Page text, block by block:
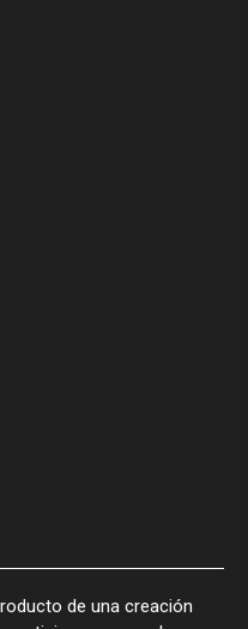
de una creación